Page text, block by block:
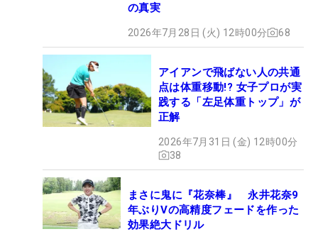
の真実
2026年7月28日 (火) 12時00分 68
アイアンで飛ばない人の共通
点は体重移動!? 女子プロが実
践する「左足体重トップ」が
正解
2026年7月31日 (金) 12時00分
38
まさに鬼に『花奈棒』 永井花奈9
年ぶりVの高精度フェードを作った
効果絶大ドリル